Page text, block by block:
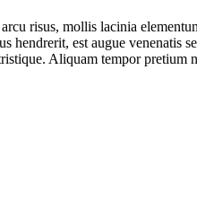
risus, mollis lacinia
hendrerit, est augue venenatis
Aliquam tempor